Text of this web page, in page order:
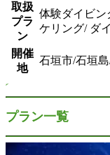
取扱
プラ
ン
体験ダイビン
ケリング/ ダ
開催
地
石垣市/石垣
プラン一覧